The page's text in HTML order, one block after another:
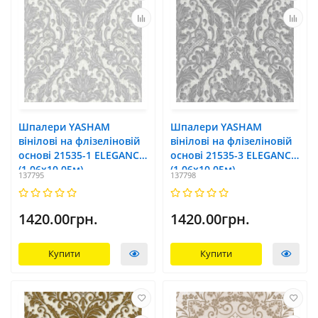
Шпалери YASHAM
вінілові на флізеліновій
основі 21535-1 ELEGANCE
(1,06х10,05м)
137795
1420.00грн.
Купити
Шпалери YASHAM
вінілові на флізеліновій
основі 21535-3 ELEGANCE
(1,06х10,05м)
137798
1420.00грн.
Купити